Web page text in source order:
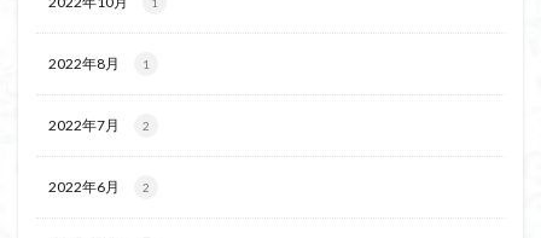
2022年8月 1
2022年7月 2
2022年6月 2